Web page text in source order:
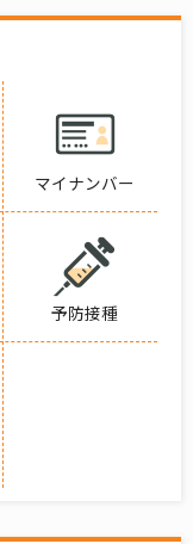
マイナンバー
予防接種